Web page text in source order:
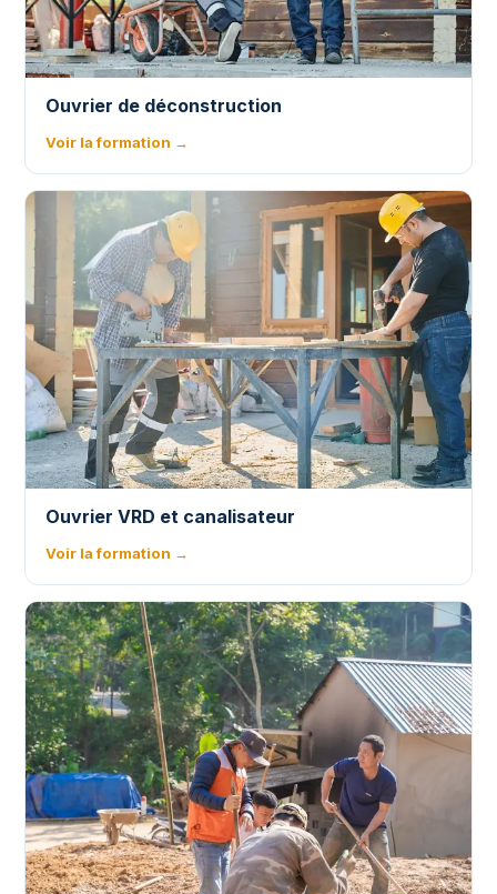
Ouvrier de déconstruction
Voir la formation →
Ouvrier VRD et canalisateur
Voir la formation →